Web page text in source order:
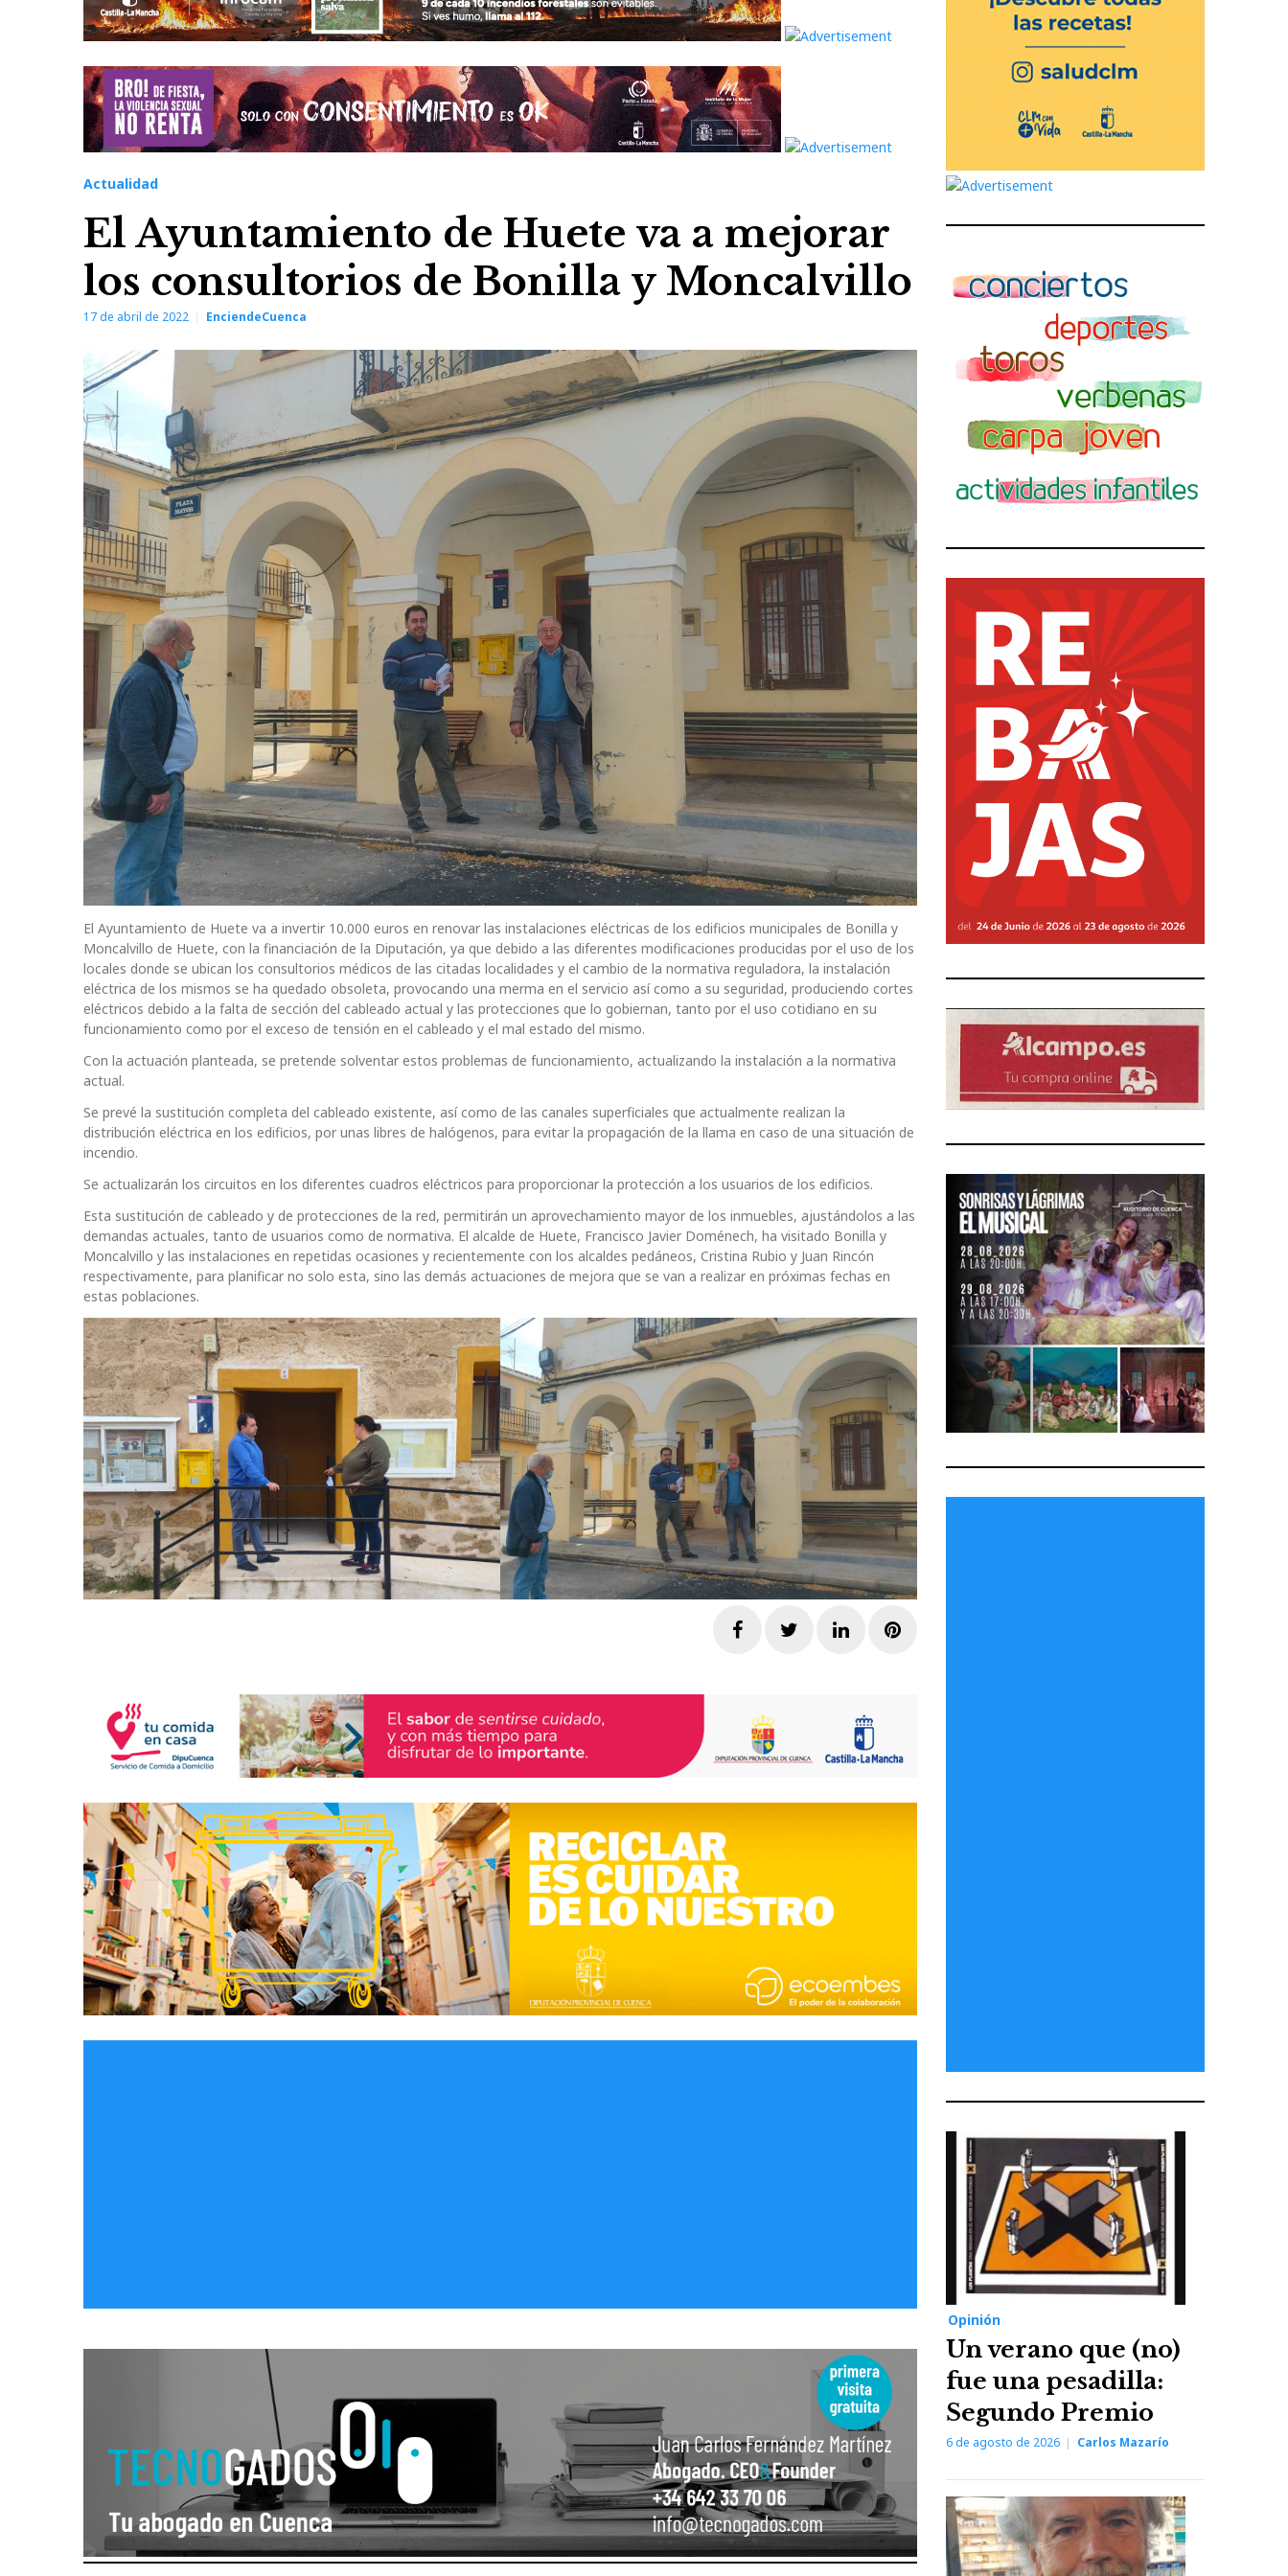
Actualidad
El Ayuntamiento de Huete va a mejorar
los consultorios de Bonilla y Moncalvillo
17 de abril de 2022 EnciendeCuenca
El Ayuntamiento de Huete va a invertir 10.000 euros en renovar las instalaciones eléctricas de los edificios municipales de Bonilla y
Moncalvillo de Huete, con la financiación de la Diputación, ya que debido a las diferentes modificaciones producidas por el uso de los
locales donde se ubican los consultorios médicos de las citadas localidades y el cambio de la normativa reguladora, la instalación
eléctrica de los mismos se ha quedado obsoleta, provocando una merma en el servicio así como a su seguridad, produciendo cortes
eléctricos debido a la falta de sección del cableado actual y las protecciones que lo gobiernan, tanto por el uso cotidiano en su
funcionamiento como por el exceso de tensión en el cableado y el mal estado del mismo.
Con la actuación planteada, se pretende solventar estos problemas de funcionamiento, actualizando la instalación a la normativa
actual.
Se prevé la sustitución completa del cableado existente, así como de las canales superficiales que actualmente realizan la
distribución eléctrica en los edificios, por unas libres de halógenos, para evitar la propagación de la llama en caso de una situación de
incendio.
Se actualizarán los circuitos en los diferentes cuadros eléctricos para proporcionar la protección a los usuarios de los edificios.
Esta sustitución de cableado y de protecciones de la red, permitirán un aprovechamiento mayor de los inmuebles, ajustándolos a las
demandas actuales, tanto de usuarios como de normativa. El alcalde de Huete, Francisco Javier Doménech, ha visitado Bonilla y
Moncalvillo y las instalaciones en repetidas ocasiones y recientemente con los alcaldes pedáneos, Cristina Rubio y Juan Rincón
respectivamente, para planificar no solo esta, sino las demás actuaciones de mejora que se van a realizar en próximas fechas en
estas poblaciones.
FacebookTwitterLinkedInPinterest
Opinión
Un verano que (no)
fue una pesadilla:
Segundo Premio
6 de agosto de 2026 Carlos Mazarío